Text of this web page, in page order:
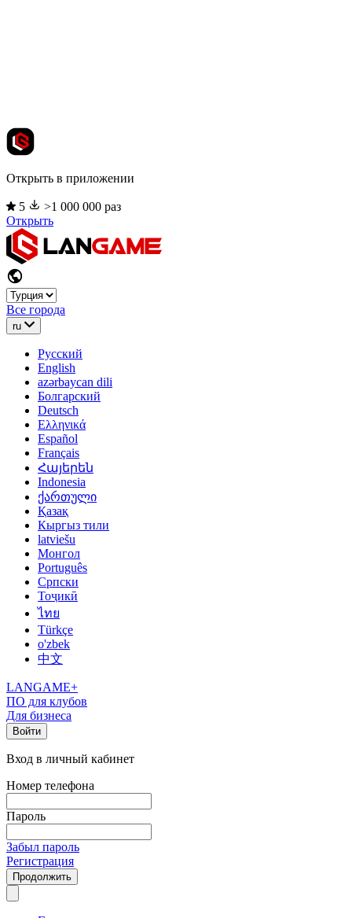
Открыть в приложении
5
>1 000 000 раз
Открыть
Все города
ru
Русский
English
azərbaycan dili
Болгарский
Deutsch
Ελληνικά
Español
Français
Հայերեն
Indonesia
ქართული
Қазақ
Кыргыз тили
latviešu
Монгол
Português
Српски
Тоҷикӣ
ไทย
Türkçe
o'zbek
中文
LANGAME+
ПО для клубов
Для бизнеса
Войти
Вход в личный кабинет
Номер телефона
Пароль
Забыл пароль
Регистрация
Продолжить